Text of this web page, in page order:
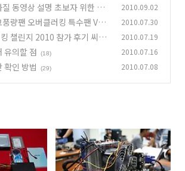
동영상 설명 초보자 위한 완
2010.09.02
량팬 오버클러킹 특수팬 VAN
3핀, 38T, 5700RPM
2010.07.30
챌린지 2010 참가 후기 씨디
2010.07.19
유의할 점 (18) 2010.07.16
확인 방법 (29) 2010.07.08